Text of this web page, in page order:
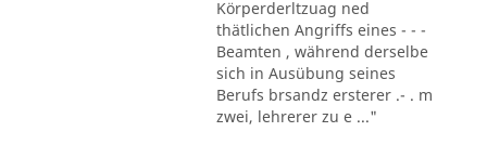
Körperderltzuag ned
thätlichen Angriffs eines - - -
Beamten , während derselbe
sich in Ausübung seines
Berufs brsandz ersterer .- . m
zwei, lehrerer zu e ..."